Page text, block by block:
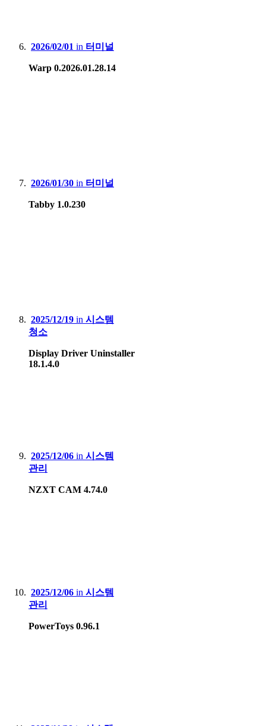
2026/02/01 in 터미널
Warp 0.2026.01.28.14
2026/01/30 in 터미널
Tabby 1.0.230
2025/12/19 in 시스템
청소
Display Driver Uninstaller
18.1.4.0
2025/12/06 in 시스템
관리
NZXT CAM 4.74.0
2025/12/06 in 시스템
관리
PowerToys 0.96.1